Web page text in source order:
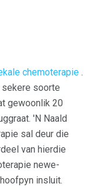
chemoterapie .
sekere soorte
gewoonlik 20
'N Naald
sal deur die
van hierdie
newe-
insluit.